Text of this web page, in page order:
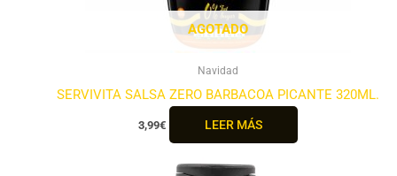
AGOTADO
Navidad
SERVIVITA SALSA ZERO BARBACOA PICANTE 320ML.
3,99€ LEER MÁS